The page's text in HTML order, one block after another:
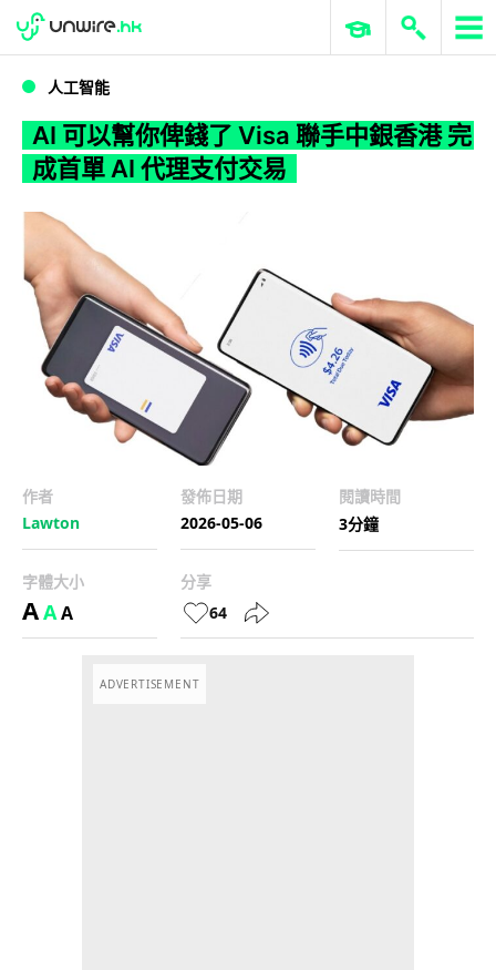
WWDC 2026 ERP 與商業 AI
人工智能
AI 可以幫你俾錢了 Visa 聯手中銀香港 完
成首單 AI 代理支付交易
作者
Lawton
發佈日期
2026-05-06
閱讀時間
3分鐘
字體大小
AAA
分享
64
ADVERTISEMENT